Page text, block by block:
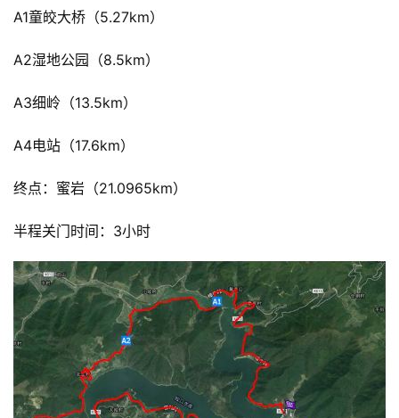
A1童皎大桥（5.27km）
A2湿地公园（8.5km）
A3细岭（13.5km）
A4电站（17.6km）
终点：蜜岩（21.0965km）
半程关门时间：3小时